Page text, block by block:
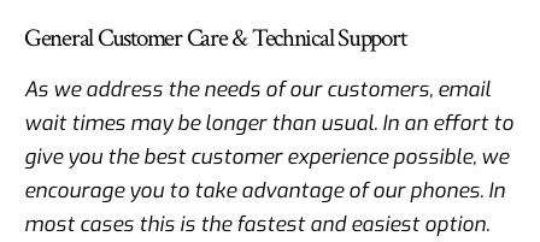
General Customer Care & Technical Support
As we address the needs of our customers, email
wait times may be longer than usual. In an effort to
give you the best customer experience possible, we
encourage you to take advantage of our phones. In
most cases this is the fastest and easiest option.